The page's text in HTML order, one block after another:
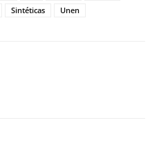
Sintéticas Unen